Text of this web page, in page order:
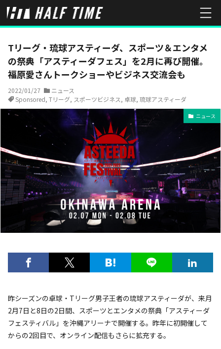
HOME ニュース Tリーグ・琉球アスティーダ、スポーツ＆エンタ
Tリーグ・琉球アスティーダ、スポーツ＆エンタメ
の祭典「アスティーダフェス」を2月に再び開催。
福原愛さんトークショーやビジネス交流会も
2022/01/27
ニュース
Sponsored, Tリーグ, スポーツビジネス, 卓球, 琉球アスティーダ
ニュース
昨シーズンの卓球・Tリーグ男子王者の琉球アスティーダが、来月
2月7日と8日の2日間、スポーツとエンタメの祭典「アスティーダ
フェスティバル」を沖縄アリーナで開催する。昨年に初開催して
からの2回目で、オンライン配信もさらに拡充する。